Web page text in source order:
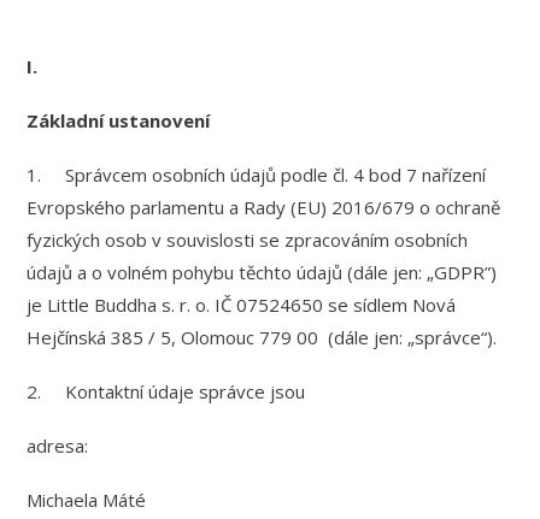
I.
Základní ustanovení
1. Správcem osobních údajů podle čl. 4 bod 7 nařízení
Evropského parlamentu a Rady (EU) 2016/679 o ochraně
fyzických osob v souvislosti se zpracováním osobních
údajů a o volném pohybu těchto údajů (dále jen: „GDPR”)
je Little Buddha s. r. o. IČ 07524650 se sídlem Nová
Hejčínská 385 / 5, Olomouc 779 00 (dále jen: „správce“).
2. Kontaktní údaje správce jsou
adresa:
Michaela Máté